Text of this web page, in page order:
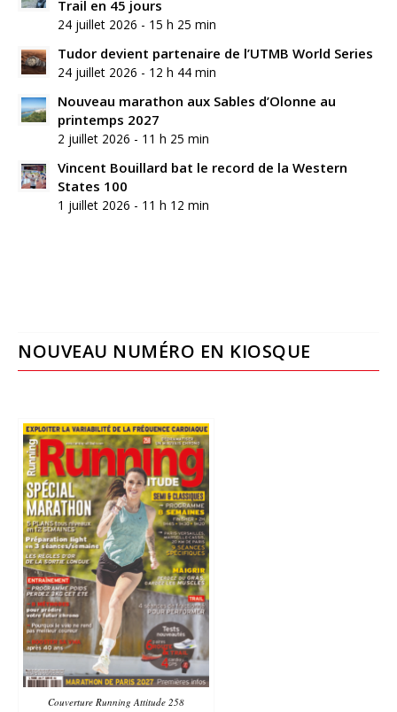
Trail en 45 jours
24 juillet 2026 - 15 h 25 min
Tudor devient partenaire de l’UTMB World Series
24 juillet 2026 - 12 h 44 min
Nouveau marathon aux Sables d’Olonne au
printemps 2027
2 juillet 2026 - 11 h 25 min
Vincent Bouillard bat le record de la Western
States 100
1 juillet 2026 - 11 h 12 min
NOUVEAU NUMÉRO EN KIOSQUE
Couverture Running Attitude 258